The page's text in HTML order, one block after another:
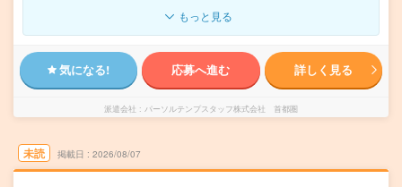
もっと見る
気になる! 応募へ進む 詳しく見る
派遣会社 パーソルテンプスタッフ株式会社 首都圏
未読 掲載日 2026/08/07